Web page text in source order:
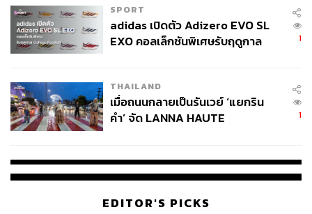
จะถูกคาดหวังให้เป็นที่หนึ่งเท่านั้น นอกนั้นคือความล้มเหลว
ในขณะเดียวกัน คู่แข่งที่ถูกจับสลากมาพบก็ย่อมหวั่นเกรงด้วย
สถิติแชมป์ 12 สมัยที่ถูกแปะไว้บนแขนเสื้อเหมือนกับเพชรเม็ด
ดีน ซีดาน ผู้จัดการทีม
มานูเอล ซานชีส อดีตกัปตันทีมเรอัล มาดริด ชุดแชมป์ยูฟ่าแช
ความสำเร็จที่ไม่สามารถซื้อได้ด้วยเงินของสโมสรแห่งนี้ว่า
ไรน่ะเหรอ ผมบอกเลยว่าเป็นสิ่งที่นักธุรกิจที่ประสบความ
SPORT
adidas เปิดตัว Adizero EVO SL
EXO คอลเล็กชันพิเศษรับฤดูกาล
1
THAILAND
เมื่อถนนกลายเป็นรันเวย์ ‘แยกริน
คำ’ จัด LANNA HAUTE
1
EDITOR'S PICKS